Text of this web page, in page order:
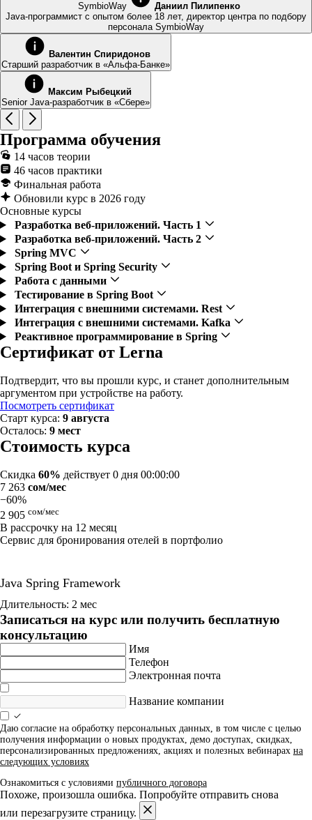
SymbioWay
Даниил Пилипенко
Java-программист с опытом более 18 лет, директор центра по подбору
персонала SymbioWay
Валентин Спиридонов
Старший разработчик в «Альфа-Банке»
Максим Рыбецкий
Senior Java-разработчик в «Сбере»
Программа обучения
14 часов теории
46 часов практики
Финальная работа
Обновили курс в 2026 году
Основные курсы
Разработка веб-приложений. Часть 1
Разработка веб-приложений. Часть 2
Spring MVC
Spring Boot и Spring Security
Работа с данными
Тестирование в Spring Boot
Интеграция с внешними системами. Rest
Интеграция с внешними системами. Kafka
Реактивное программирование в Spring
Сертификат от Lerna
Подтвердит, что вы прошли курс, и станет дополнительным
аргументом при устройстве на работу.
Посмотреть сертификат
Старт курса: 9 августа
Осталось: 9 мест
Стоимость курса
Скидка 60% действует 0 дня 00:00:00
7 263 сом/мес
−60%
2 905 сом/мес
В рассрочку на 12 месяц
Сервис для бронирования отелей в портфолио
Java Spring Framework
Длительность: 2 мес
Записаться на курс или получить бесплатную
консультацию
Имя
Телефон
Электронная почта
Название компании
Даю согласие на обработку персональных данных, в том числе с целью
получения информации о новых продуктах, демо доступах, скидках,
персонализированных предложениях, акциях и полезных вебинарах на
следующих условиях
Ознакомиться с условиями публичного договора
Похоже, произошла ошибка. Попробуйте отправить снова
или перезагрузите страницу.